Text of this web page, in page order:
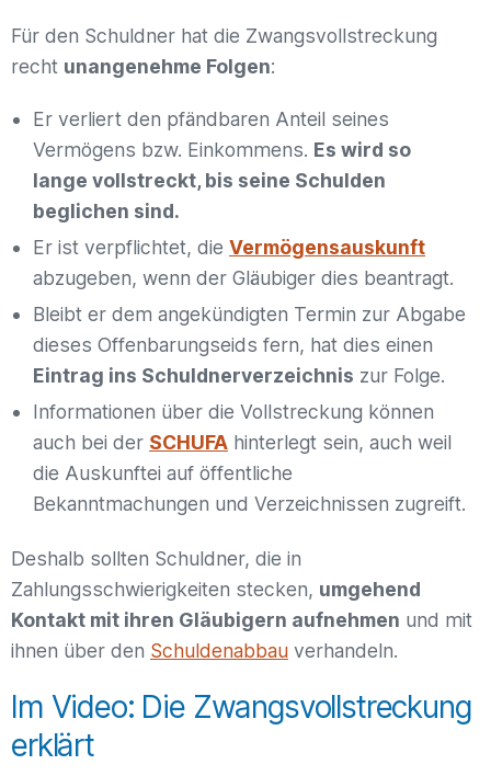
Für den Schuldner hat die Zwangsvollstreckung
recht unangenehme Folgen:
Er verliert den pfändbaren Anteil seines
Vermögens bzw. Einkommens. Es wird so
lange vollstreckt, bis seine Schulden
beglichen sind.
Er ist verpflichtet, die Vermögensauskunft
abzugeben, wenn der Gläubiger dies beantragt.
Bleibt er dem angekündigten Termin zur Abgabe
dieses Offenbarungseids fern, hat dies einen
Eintrag ins Schuldnerverzeichnis zur Folge.
Informationen über die Vollstreckung können
auch bei der SCHUFA hinterlegt sein, auch weil
die Auskunftei auf öffentliche
Bekanntmachungen und Verzeichnissen zugreift.
Deshalb sollten Schuldner, die in
Zahlungsschwierigkeiten stecken, umgehend
Kontakt mit ihren Gläubigern aufnehmen und mit
ihnen über den Schuldenabbau verhandeln.
Im Video: Die Zwangsvollstreckung
erklärt